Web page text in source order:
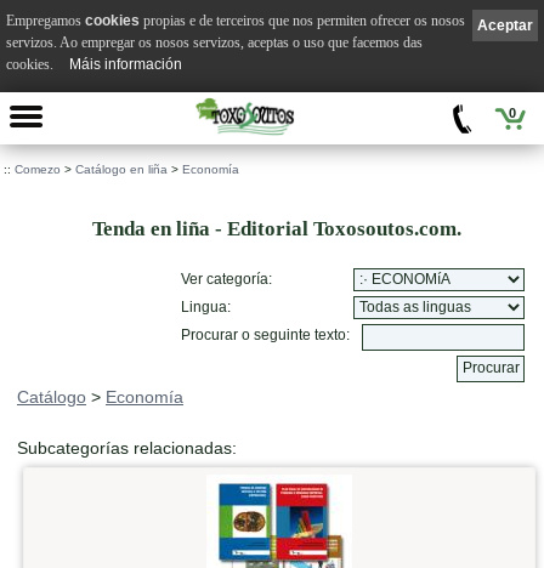
0
:: Comezo > Catálogo en liña > Economía
Tenda en liña - Editorial Toxosoutos.com.
Ver categoría:
Lingua:
Procurar o seguinte texto:
Catálogo > Economía
Subcategorías relacionadas:
Aceptar
Empregamos cookies propias e de terceiros que nos permiten ofrecer os nosos
servizos. Ao empregar os nosos servizos, aceptas o uso que facemos das
cookies.
Máis información